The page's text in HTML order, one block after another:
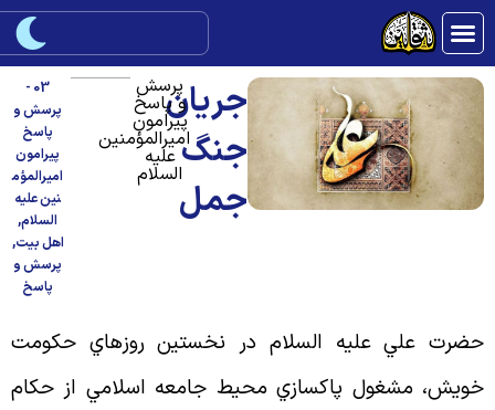
جريان
جنگ
جمل
پرسش
و پاسخ
پیرامون
امیرالمؤمنین
علیه
السلام
03 -
پرسش و
پاسخ
پیرامون
امیرالمؤم
نین علیه
السلام,
اهل بیت,
پرسش و
پاسخ
علي عليه السلام در نخستين روزهاي حكومت
مشغول پاكسازي محيط جامعه اسلامي از حكام